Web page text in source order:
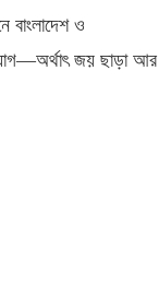
বাংলাদেশ ও
জয় ছাড়া আর